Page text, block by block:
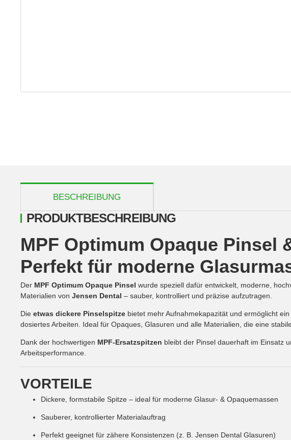
BESCHREIBUNG
PRODUKTBESCHREIBUNG
MPF Optimum Opaque Pinsel
Perfekt für moderne
Der MPF Optimum Opaque Pinsel wurde speziell dafür entwickelt, moderne,
Materialien von Jensen Dental – sauber, kontrolliert und präzise aufzutragen.
Die etwas dickere Pinselspitze bietet mehr Aufnahmekapazität und ermöglicht
dosiertes Arbeiten. Ideal für Opaques, Glasuren und alle Materialien, die eine
Dank der hochwertigen MPF-Ersatzspitzen bleibt der Pinsel dauerhaft im Einsatz
Arbeitsperformance.
VORTEILE
Dickere, formstabile Spitze – ideal für moderne Glasur- & Opaquemassen
Sauberer, kontrollierter Materialauftrag
Perfekt geeignet für zähere Konsistenzen (z. B. Jensen Dental Glasuren)